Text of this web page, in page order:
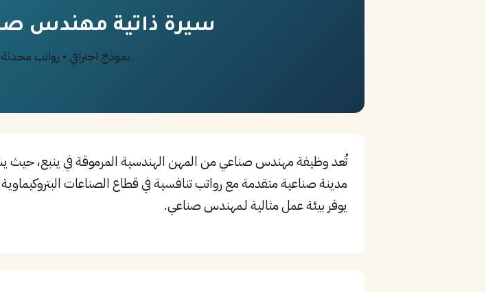
سيرة ذاتية مهندس
نموذج احترافي • رواتب
تُعد وظيفة مهندس صناعي من المهن الهندسية المرموقة في ينبع، حيث
مدينة صناعية متقدمة مع رواتب تنافسية في قطاع الصناعات البتروكيماوية
يوفر بيئة عمل مثالية لـمهندس صناعي.